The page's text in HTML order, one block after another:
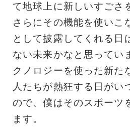
て地球上に新しいすごさ
さらにその機能を使いこ
として披露してくれる日
ない未来かなと思ってい
クノロジーを使った新た
人たちが熱狂する日がい
ので、僕はそのスポーツ
ます。